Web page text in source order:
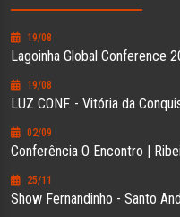
19/08
Lagoinha Global Conference
19/08
LUZ CONF. - Vitória da
02/09
Conferência O Encontro |
25/11
Show Fernandinho - Santo